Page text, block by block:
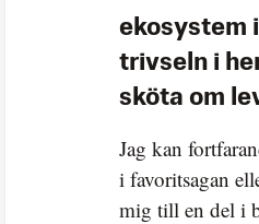
ekosystem
trivseln i
sköta om
Jag kan
i favoritsagan
mig till en del i